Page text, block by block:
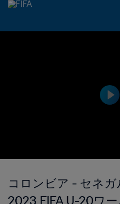
コロンビア - セネガ
2023 FIFA U-20ワ